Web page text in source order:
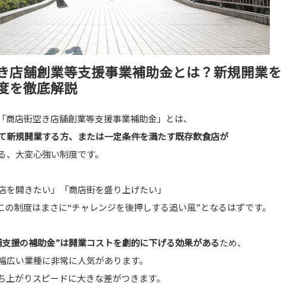
店舗創業等支援事業補助金とは？新規開業を
を徹底解説
店街空き店舗創業等支援事業補助金」とは、
新規開業する方、または一定条件を満たす既存飲食店が
大変心強い制度です。
を開きたい」「商店街を盛り上げたい」
制度はまさに“チャレンジを後押しする追い風”となるはずです。
援の補助金”は開業コストを劇的に下げる効果があるため、
い業種に非常に人気があります。
がりスピードに大きな差がつきます。